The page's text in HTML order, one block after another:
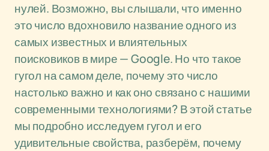
нулей. Возможно, вы слышали, что именно
это число вдохновило название одного из
самых известных и влиятельных
поисковиков в мире — Google. Но что такое
гугол на самом деле, почему это число
настолько важно и как оно связано с нашими
современными технологиями? В этой статье
мы подробно исследуем гугол и его
удивительные свойства, разберём, почему